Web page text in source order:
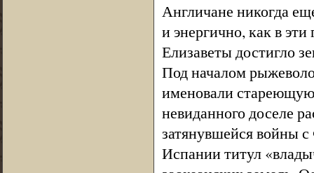
Англичане никогда
и энергично, как в
Елизаветы достигло
Под началом
именовали
невиданного доселе
затянувшейся войны
Испании титул